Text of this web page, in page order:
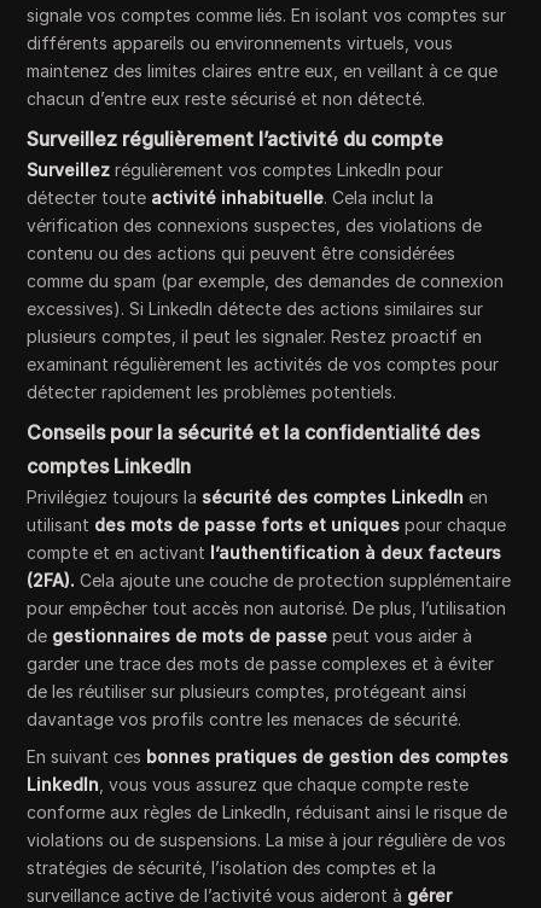
signale vos comptes comme liés. En isolant vos comptes sur
différents appareils ou environnements virtuels, vous
maintenez des limites claires entre eux, en veillant à ce que
chacun d’entre eux reste sécurisé et non détecté.
Surveillez régulièrement l’activité du compte
Surveillez régulièrement vos comptes LinkedIn pour
détecter toute activité inhabituelle. Cela inclut la
vérification des connexions suspectes, des violations de
contenu ou des actions qui peuvent être considérées
comme du spam (par exemple, des demandes de connexion
excessives). Si LinkedIn détecte des actions similaires sur
plusieurs comptes, il peut les signaler. Restez proactif en
examinant régulièrement les activités de vos comptes pour
détecter rapidement les problèmes potentiels.
Conseils pour la sécurité et la confidentialité des
comptes LinkedIn
Privilégiez toujours la sécurité des comptes LinkedIn en
utilisant des mots de passe forts et uniques pour chaque
compte et en activant l’authentification à deux facteurs
(2FA). Cela ajoute une couche de protection supplémentaire
pour empêcher tout accès non autorisé. De plus, l’utilisation
de gestionnaires de mots de passe peut vous aider à
garder une trace des mots de passe complexes et à éviter
de les réutiliser sur plusieurs comptes, protégeant ainsi
davantage vos profils contre les menaces de sécurité.
En suivant ces bonnes pratiques de gestion des comptes
LinkedIn , vous vous assurez que chaque compte reste
conforme aux règles de LinkedIn, réduisant ainsi le risque de
violations ou de suspensions. La mise à jour régulière de vos
stratégies de sécurité, l’isolation des comptes et la
surveillance active de l’activité vous aideront à gérer